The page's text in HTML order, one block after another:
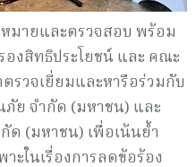
มายและตรวจสอบ พร้อม
งสิทธิประโยชน์ และ คณะ
รวจเยี่ยมและหารือร่วมกับ
ภัย จำกัด (มหาชน) และ
ด (มหาชน) เพื่อเน้นย้ำ
ะในเรื่องการลดข้อร้อง